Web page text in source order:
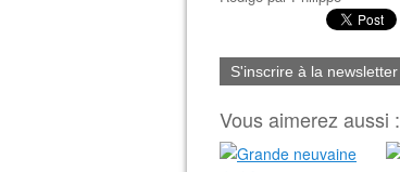
S'inscrire à la newsletter
Vous aimerez aussi :